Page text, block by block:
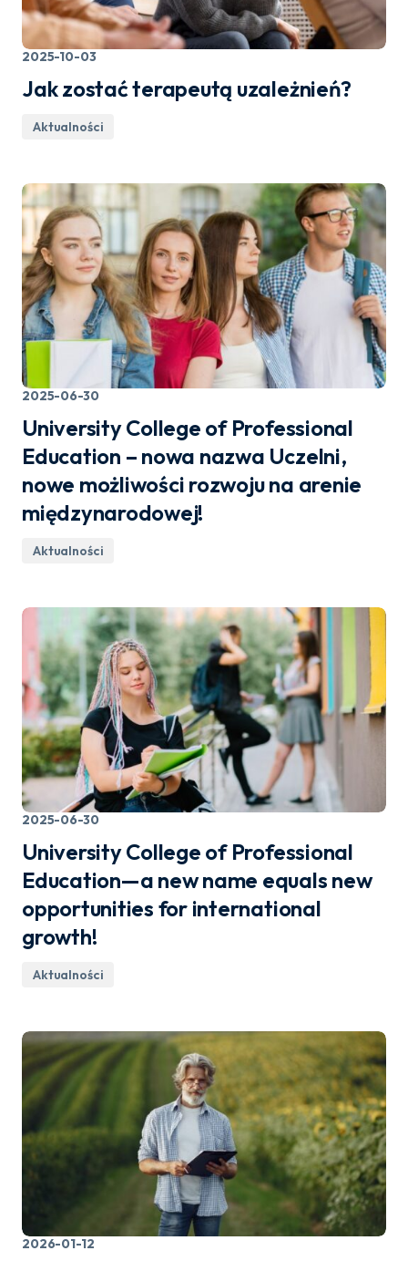
2025-10-03
Jak zostać terapeutą uzależnień?
Aktualności
2025-06-30
University College of Professional
Education – nowa nazwa Uczelni,
nowe możliwości rozwoju na arenie
międzynarodowej!
Aktualności
2025-06-30
University College of Professional
Education—a new name equals new
opportunities for international
growth!
Aktualności
2026-01-12